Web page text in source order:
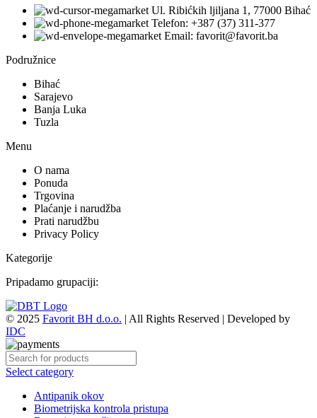
Ul. Ribićkih ljiljana 1, 77000 Bihać
Telefon: +387 (37) 311-377
Email: favorit@favorit.ba
Podružnice
Bihać
Sarajevo
Banja Luka
Tuzla
Menu
O nama
Ponuda
Trgovina
Plaćanje i narudžba
Prati narudžbu
Privacy Policy
Kategorije
Pripadamo grupaciji:
© 2025 Favorit BH d.o.o. | All Rights Reserved | Developed by
IDC
Select category
Antipanik okov
Biometrijska kontrola pristupa